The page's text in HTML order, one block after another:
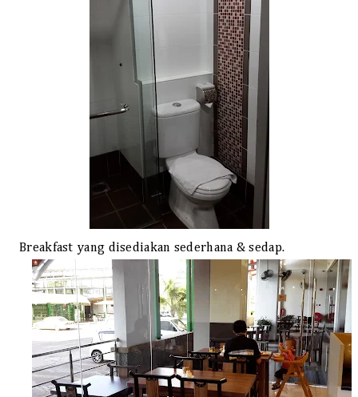
Breakfast yang disediakan sederhana & sedap.